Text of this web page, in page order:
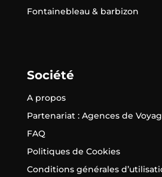
Fontainebleau & barbizon
Société
A propos
Partenariat : Agences de
FAQ
Politiques de Cookies
Conditions générales